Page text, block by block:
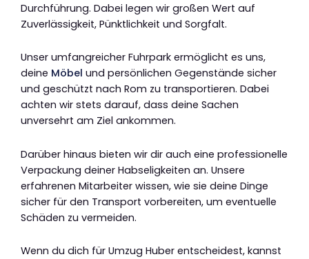
Durchführung. Dabei legen wir großen Wert auf
Zuverlässigkeit, Pünktlichkeit und Sorgfalt.
Unser umfangreicher Fuhrpark ermöglicht es uns,
deine Möbel und persönlichen Gegenstände sicher
und geschützt nach Rom zu transportieren. Dabei
achten wir stets darauf, dass deine Sachen
unversehrt am Ziel ankommen.
Darüber hinaus bieten wir dir auch eine professionelle
Verpackung deiner Habseligkeiten an. Unsere
erfahrenen Mitarbeiter wissen, wie sie deine Dinge
sicher für den Transport vorbereiten, um eventuelle
Schäden zu vermeiden.
Wenn du dich für Umzug Huber entscheidest, kannst